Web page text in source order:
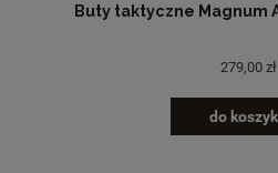
Buty taktyczne Magnum
279,00 zł
do